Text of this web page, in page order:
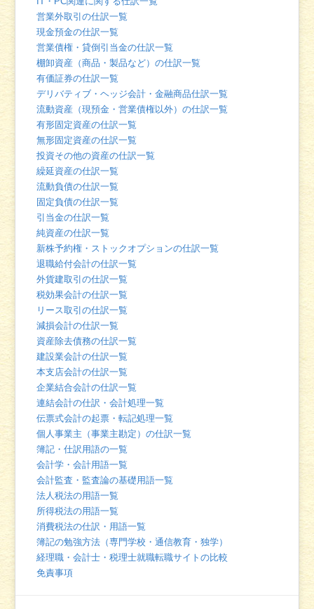
営業外取引の仕訳一覧
現金預金の仕訳一覧
営業債権・貸倒引当金の仕訳一覧
棚卸資産（商品・製品など）の仕訳一覧
有価証券の仕訳一覧
デリバティブ・ヘッジ会計・金融商品仕訳一覧
流動資産（現預金・営業債権以外）の仕訳一覧
有形固定資産の仕訳一覧
無形固定資産の仕訳一覧
投資その他の資産の仕訳一覧
繰延資産の仕訳一覧
流動負債の仕訳一覧
固定負債の仕訳一覧
引当金の仕訳一覧
純資産の仕訳一覧
新株予約権・ストックオプションの仕訳一覧
退職給付会計の仕訳一覧
外貨建取引の仕訳一覧
税効果会計の仕訳一覧
リース取引の仕訳一覧
減損会計の仕訳一覧
資産除去債務の仕訳一覧
建設業会計の仕訳一覧
本支店会計の仕訳一覧
企業結合会計の仕訳一覧
連結会計の仕訳・会計処理一覧
伝票式会計の起票・転記処理一覧
個人事業主（事業主勘定）の仕訳一覧
簿記・仕訳用語の一覧
会計学・会計用語一覧
会計監査・監査論の基礎用語一覧
法人税法の用語一覧
所得税法の用語一覧
消費税法の仕訳・用語一覧
簿記の勉強方法（専門学校・通信教育・独学）
経理職・会計士・税理士就職転職サイトの比較
免責事項